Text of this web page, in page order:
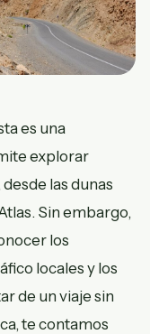
es una
explorar
las dunas
Sin embargo,
los
locales y los
de un viaje sin
te contamos